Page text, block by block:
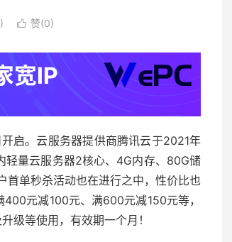
 赞(0)
启。云服务器提供商腾讯云于2021年
轻量云服务器2核心、4G内存、80G储
单秒杀活动也在进行之中，性价比也
元减100元、满600元减150元等，
级等使用，有效期一个月！